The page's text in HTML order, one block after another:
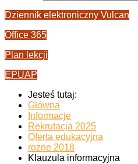
Dziennik elektroniczny Vulcan
Office 365
Plan lekcji
EPUAP
Jesteś tutaj:
Główna
Informacje
Rekrutacja 2025
Oferta edukacyjna
rozne 2018
Klauzula informacyjna